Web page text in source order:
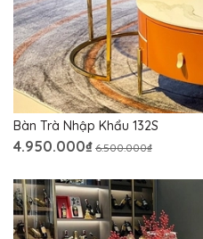
Bàn Trà Nhập Khẩu 132S
4.950.000₫ 6.500.000₫